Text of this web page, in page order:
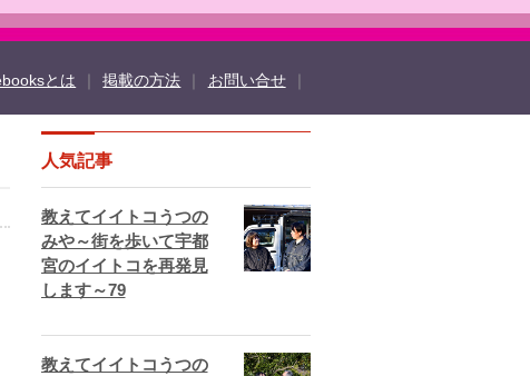
とは 掲載の方法 お問い合せ
twitter
よくある質問
サイトマップ
方法 掲載規約 個人情報保護方針 動作環境
人気記事
教えてイイトコうつの
みや～街を歩いて宇都
宮のイイトコを再発見
します～79
教えてイイトコうつの